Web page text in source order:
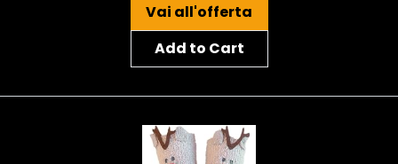
Vai all'offerta
Add to Cart